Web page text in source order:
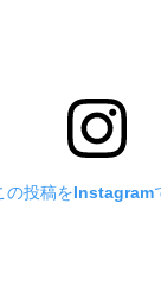
の投稿をInstagram